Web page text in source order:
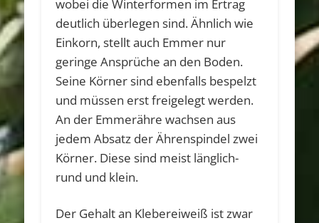
wobei die Winterformen im Ertrag
deutlich überlegen sind. Ähnlich wie
Einkorn, stellt auch Emmer nur
geringe Ansprüche an den Boden.
Seine Körner sind ebenfalls bespelzt
und müssen erst freigelegt werden.
An der Emmerähre wachsen aus
jedem Absatz der Ährenspindel zwei
Körner. Diese sind meist länglich-
rund und klein.
Der Gehalt an Klebereiweiß ist zwar